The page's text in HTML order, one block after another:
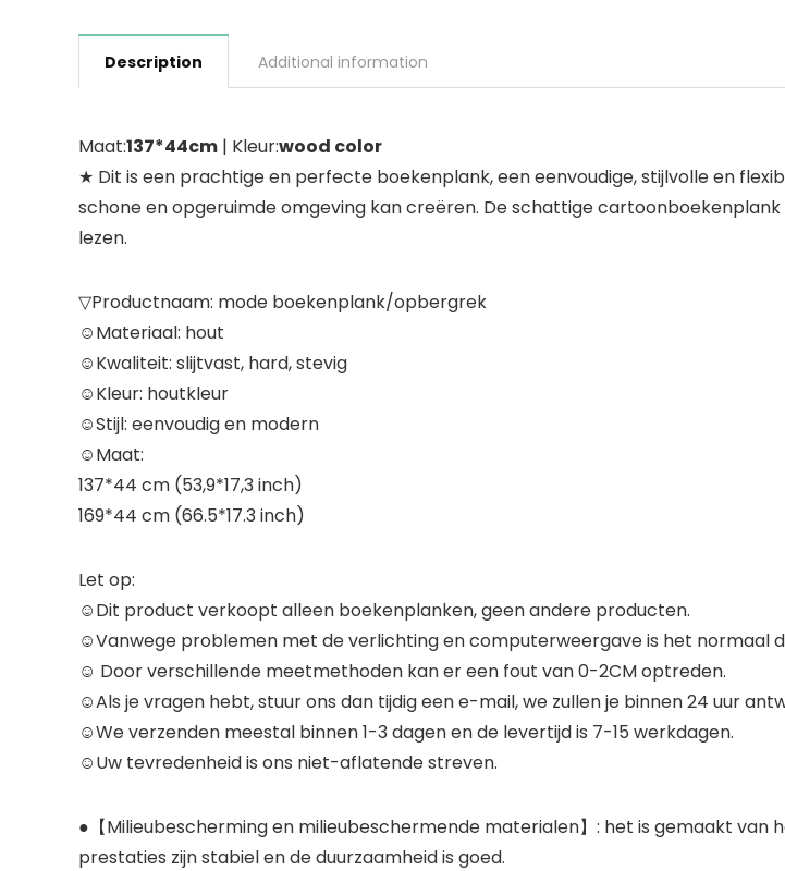
Description Additional information
Maat:137*44cm | Kleur:wood color
★ Dit is een prachtige en perfecte boekenplank, een eenvoudige, stijlvolle en
schone en opgeruimde omgeving kan creëren. De schattige
lezen.
▽Productnaam: mode boekenplank/opbergrek
☺Materiaal: hout
☺Kwaliteit: slijtvast, hard, stevig
☺Kleur: houtkleur
☺Stijl: eenvoudig en modern
☺Maat:
137*44 cm (53,9*17,3 inch)
169*44 cm (66.5*17.3 inch)
Let op:
☺Dit product verkoopt alleen boekenplanken, geen andere producten.
☺Vanwege problemen met de verlichting en computerweergave is het normaal
☺ Door verschillende meetmethoden kan er een fout van 0-2CM optreden.
☺Als je vragen hebt, stuur ons dan tijdig een e-mail, we zullen je binnen 24 uur
☺We verzenden meestal binnen 1-3 dagen en de levertijd is 7-15 werkdagen.
☺Uw tevredenheid is ons niet-aflatende streven.
●【Milieubescherming en milieubeschermende materialen】: het is gemaakt van
prestaties zijn stabiel en de duurzaamheid is goed.